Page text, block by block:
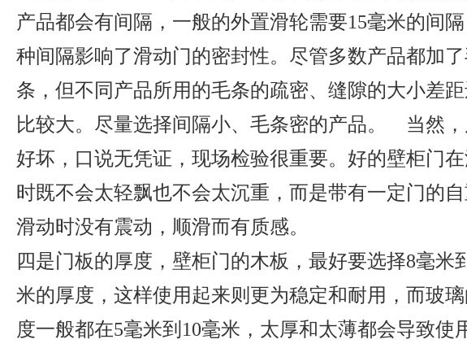
产品都会有间隔，一般的外置滑轮需要15毫米的间
种间隔影响了滑动门的密封性。尽管多数产品都加
条，但不同产品所用的毛条的疏密、缝隙的大小差
比较大。尽量选择间隔小、毛条密的产品。 当然
好坏，口说无凭证，现场检验很重要。好的壁柜门
时既不会太轻飘也不会太沉重，而是带有一定门的自
滑动时没有震动，顺滑而有质感。
四是门板的厚度，壁柜门的木板，最好要选择8毫米
米的厚度，这样使用起来则更为稳定和耐用，而玻
度一般都在5毫米到10毫米，太厚和太薄都会导致使